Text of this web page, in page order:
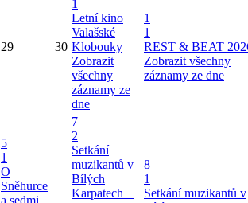
29 30
1
Letní kino
Valašské
Klobouky
Zobrazit
všechny
záznamy ze
dne
1
1
REST & BEAT
Zobrazit všechny
záznamy ze dne
5
1
O
Sněhurce
7
2
Setkání
muzikantů v
Bílých
Karpatech +
8
1
Setkání muzikantů v